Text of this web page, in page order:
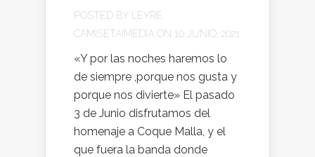
POSTED BY
LEYRE
CAMISETAIMEDIA ON 10 JUNIO, 2021
«Y por las noches haremos lo
de siempre ,porque nos gusta y
porque nos divierte» El pasado
3 de Junio disfrutamos del
homenaje a Coque Malla, y el
que fuera la banda donde